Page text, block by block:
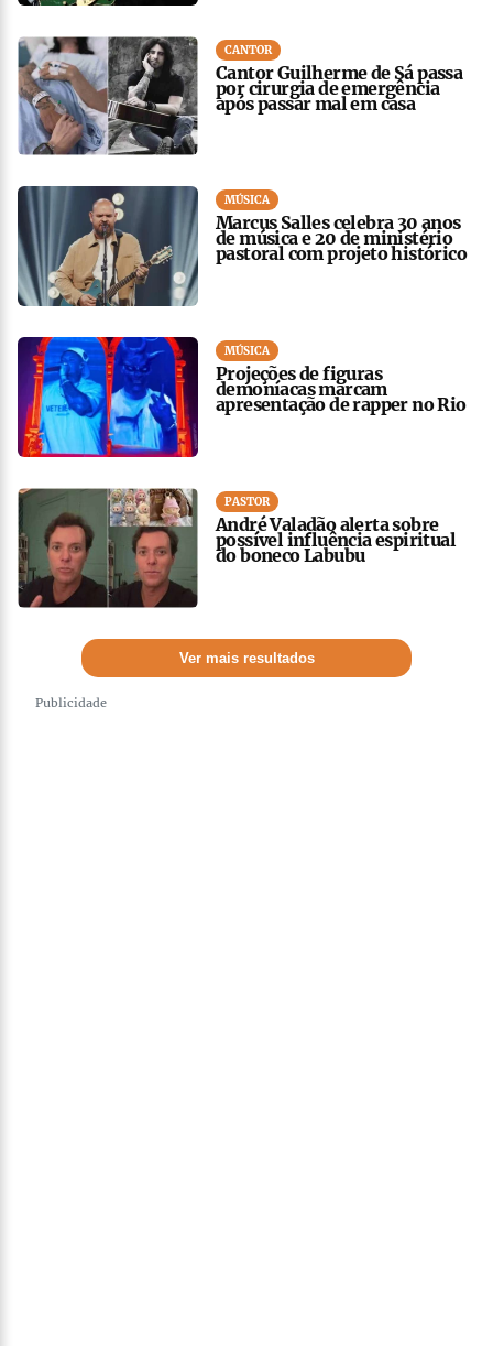
CANTOR
Cantor Guilherme de Sá passa
por cirurgia de emergência
após passar mal em casa
MÚSICA
Marcus Salles celebra 30 anos
de música e 20 de ministério
pastoral com projeto histórico
MÚSICA
Projeções de figuras
demoníacas marcam
apresentação de rapper no Rio
PASTOR
André Valadão alerta sobre
possível influência espiritual
do boneco Labubu
Ver mais resultados
Publicidade